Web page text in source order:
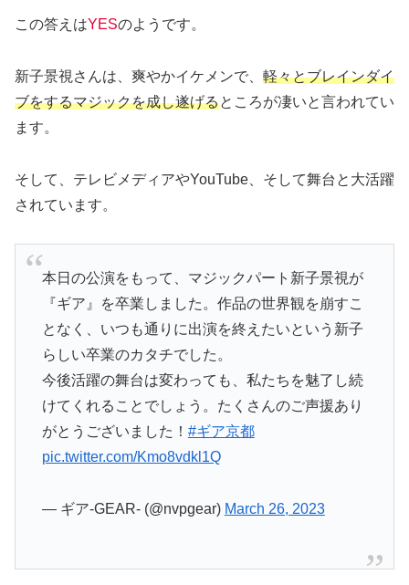
この答えはYESのようです。
新子景視さんは、爽やかイケメンで、 軽々とブレインダイ
ブをするマジックを成し遂げるところが凄いと言われてい
ます。
そして、テレビメディアやYouTube、そして舞台と大活躍
されています。
本日の公演をもって、マジックパート新子景視が
『ギア』を卒業しました。作品の世界観を崩すこ
となく、いつも通りに出演を終えたいという新子
らしい卒業のカタチでした。
今後活躍の舞台は変わっても、私たちを魅了し続
けてくれることでしょう。たくさんのご声援あり
がとうございました！ #ギア京都
pic.twitter.com/Kmo8vdkl1Q
— ギア-GEAR- (@nvpgear) March 26, 2023